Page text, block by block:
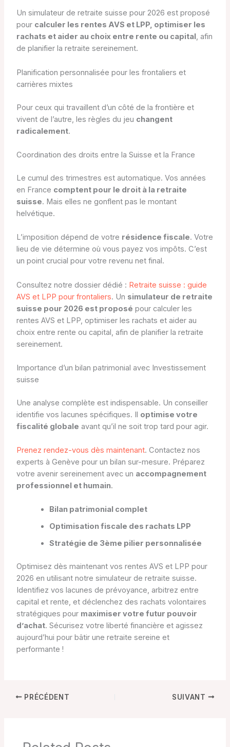
Un simulateur de retraite suisse pour 2026 est proposé
pour calculer les rentes AVS et LPP, optimiser les
rachats et aider au choix entre rente ou capital , afin
de planifier la retraite sereinement.
Planification personnalisée pour les frontaliers et
carrières mixtes
Pour ceux qui travaillent d’un côté de la frontière et
vivent de l’autre, les règles du jeu changent
radicalement.
Coordination des droits entre la Suisse et la France
Le cumul des trimestres est automatique. Vos années
en France comptent pour le droit à la retraite
suisse. Mais elles ne gonflent pas le montant
helvétique.
L’imposition dépend de votre résidence fiscale. Votre
lieu de vie détermine où vous payez vos impôts. C’est
un point crucial pour votre revenu net final.
Consultez notre dossier dédié : Retraite suisse : guide
AVS et LPP pour frontaliers. Un simulateur de retraite
suisse pour 2026 est proposé pour calculer les
rentes AVS et LPP, optimiser les rachats et aider au
choix entre rente ou capital, afin de planifier la retraite
sereinement.
Importance d’un bilan patrimonial avec Investissement
suisse
Une analyse complète est indispensable. Un conseiller
identifie vos lacunes spécifiques. Il optimise votre
fiscalité globale avant qu’il ne soit trop tard pour agir.
Prenez rendez-vous dès maintenant. Contactez nos
experts à Genève pour un bilan sur-mesure. Préparez
votre avenir sereinement avec un accompagnement
professionnel et humain.
Bilan patrimonial complet
Optimisation fiscale des rachats LPP
Stratégie de 3ème pilier personnalisée
Optimisez dès maintenant vos rentes AVS et LPP pour
2026 en utilisant notre simulateur de retraite suisse.
Identifiez vos lacunes de prévoyance, arbitrez entre
capital et rente, et déclenchez des rachats volontaires
stratégiques pour maximiser votre futur pouvoir
d’achat. Sécurisez votre liberté financière et agissez
aujourd’hui pour bâtir une retraite sereine et
performante !
PRÉCÉDENT SUIVANT